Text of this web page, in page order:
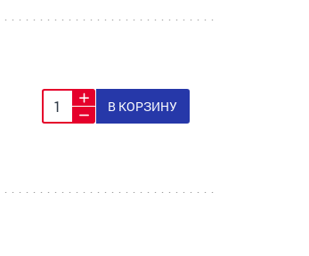
В КОРЗИНУ